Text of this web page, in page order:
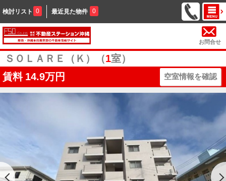
検討リスト 0 最近見た物件 0
お問合せ
ＳＯＬＡＲＥ（Ｋ）（1室）
賃料 14.9万円 空室情報を確認